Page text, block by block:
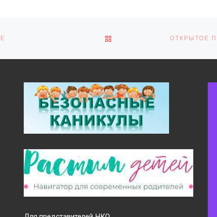
ОБРАТНО К СПИСКУ